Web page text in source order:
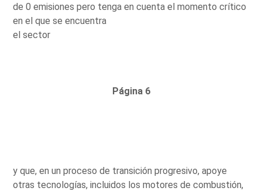
de 0 emisiones pero tenga en cuenta el momento crítico
en el que se encuentra
el sector
Página 6
y que, en un proceso de transición progresivo, apoye
otras tecnologías, incluidos los motores de combustión,